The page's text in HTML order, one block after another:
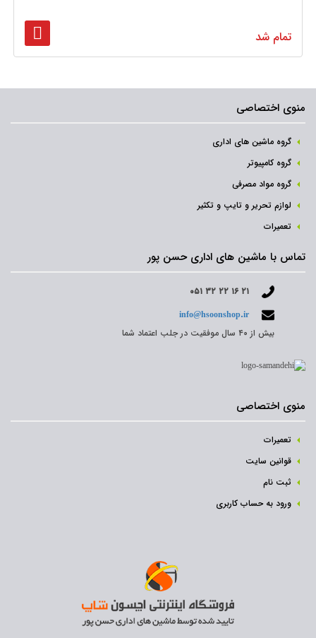
تمام شد
منوی اختصاصی
گروه ماشین های اداری
گروه کامپیوتر
گروه مواد مصرفی
لوازم تحریر و تایپ و تکثیر
تعمیرات
تماس با ماشین های اداری حسن پور
۰۵۱ ۳۲ ۲۲ ۱۶ ۲۱
info@hsoonshop.ir
بیش از ۴۰ سال موفقیت در جلب اعتماد شما
منوی اختصاصی
تعمیرات
قوانین سایت
ثبت نام‌
ورود به حساب کاربری